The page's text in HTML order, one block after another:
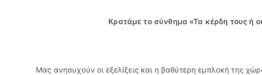
Κρατάμε το σύνθημα «Τα κέρδη τους ή
Μας ανησυχούν οι εξελίξεις και η βαθύτερη εμπλοκή της